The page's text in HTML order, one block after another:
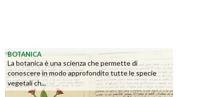
BOTANICA
La botanica è una scienza che permette di
conoscere in modo approfondito tutte le specie
vegetali ch...